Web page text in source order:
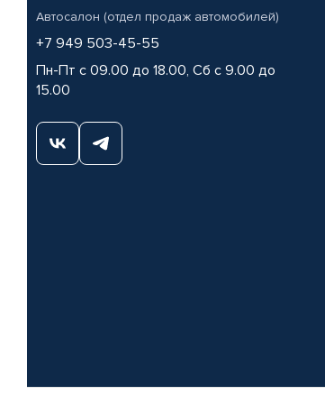
Автосалон (отдел продаж автомобилей)
+7 949 503-45-55
Пн-Пт с 09.00 до 18.00, Сб с 9.00 до
15.00